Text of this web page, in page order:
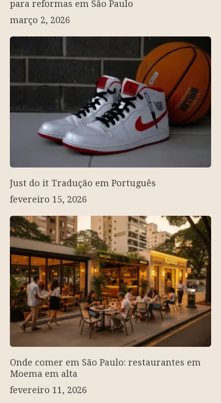
para reformas em São Paulo
março 2, 2026
Just do it Tradução em Português
fevereiro 15, 2026
Onde comer em São Paulo: restaurantes em
Moema em alta
fevereiro 11, 2026